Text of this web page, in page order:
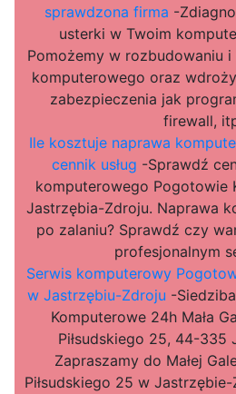
sprawdzona firma -
usterki w Twoim
Pomożemy w rozbudowaniu
komputerowego oraz
zabezpieczenia jak
firewall,
Ile kosztuje naprawa
cennik usług -Sprawdź
komputerowego Pogotowie
Jastrzębia-Zdroju. Naprawa
po zalaniu? Sprawdź czy
profesjonalnym
Serwis komputerowy
w Jastrzębiu-Zdroju -
Komputerowe 24h Mała
Piłsudskiego 25, 44-335
Zapraszamy do Małej
Piłsudskiego 25 w